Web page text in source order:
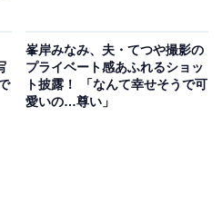
峯岸みなみ、夫・てつや撮影の
プライベート感あふれるショッ
ト披露！ 「なんて幸せそうで可
愛いの…尊い」